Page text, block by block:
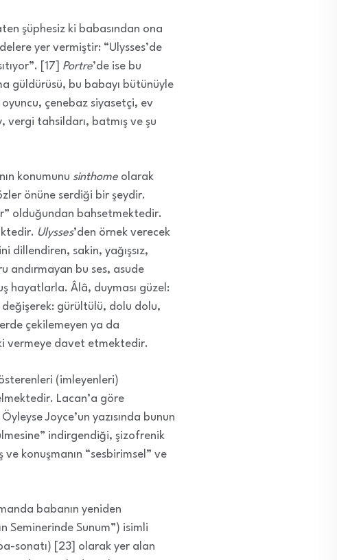
şüphesiz ki babasından ona
yer vermiştir: “Ulysses’de
[17] Portre’de ise bu
güldürüsü, bu babayı bütünüyle
çenebaz siyasetçi, ev
vergi tahsildarı, batmış ve şu
konumunu sinthome olarak
önüne serdiği bir şeydir.
olduğundan bahsetmektedir.
Ulysses’den örnek verecek
dillendiren, sakin, yağışsız,
andırmayan bu ses, asude
hayatlarla. Âlâ, duyması güzel:
gürültülü, dolu dolu,
çekilemeyen ya da
vermeye davet etmektedir.
(imleyenleri)
Lacan’a göre
Joyce’un yazısında bunun
indirgendiği, şizofrenik
konuşmanın “sesbirimsel” ve
babanın yeniden
Seminerinde Sunum”) isimli
sonatı) [23] olarak yer alan